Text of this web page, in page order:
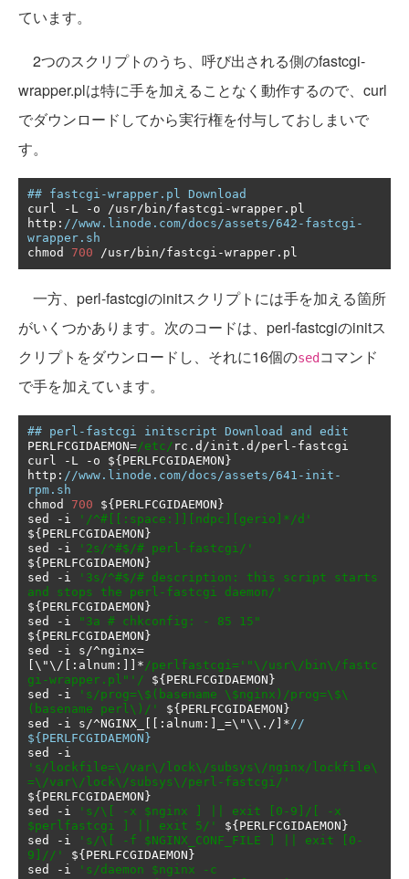
ています。
2つのスクリプトのうち、呼び出される側のfastcgi-
wrapper.plは特に手を加えることなく動作するので、curl
でダウンロードしてから実行権を付与しておしまいで
す。
## fastcgi-wrapper.pl Download
curl
- L - o /usr/ bin/fastcgi -wrapper . pl
http : //www.linode.com/docs/assets/642-fastcgi-
wrapper.sh
chmod 700 /usr/ bin/fastcgi -wrapper . pl
一方、perl-fastcgiのinitスクリプトには手を加える箇所
がいくつかあります。次のコードは、perl-fastcgiのinitス
クリプトをダウンロードし、それに16個のsed コマンド
で手を加えています。
## perl-fastcgi initscript Download and edit
PERLFCGIDAEMON=/etc/ rc . d /init . d /perl - fastcgi
curl
- L - o ${ PERLFCGIDAEMON }
http : //www.linode.com/docs/assets/641-init-
rpm.sh
chmod 700 ${ PERLFCGIDAEMON }
sed
- i
'/^#[[:space:]][ndpc][gerio]*/d'
${ PERLFCGIDAEMON }
sed
- i
'2s/^#$/# perl-fastcgi/'
${ PERLFCGIDAEMON }
sed
- i
'3s/^#$/# description: this script starts
and stops the perl-fastcgi daemon/'
${ PERLFCGIDAEMON }
sed
- i
"3a # chkconfig: - 85 15"
${ PERLFCGIDAEMON }
sed
- i s/^nginx=
\"\/ [: alnum :]]* /perlfastcgi='"\/usr\/bin\/fastc
gi-wrapper.pl"'/ ${ PERLFCGIDAEMON }
sed
- i
's/prog=\$(basename \$nginx)/prog=\$\
(basename perl\)/'
${ PERLFCGIDAEMON }
sed
- i s/^NGINX_ [[: alnum :] =\"\\ ./]*//
${PERLFCGIDAEMON}
sed
-
's/lockfile=\/var\/lock\/subsys\/nginx/lockfile\
=\/var\/lock\/subsys\/perl-fastcgi/'
${ PERLFCGIDAEMON }
sed
- i
's/\[ -x $nginx ] || exit [0-9]/[ -x
$perlfastcgi ] || exit 5/'
${ PERLFCGIDAEMON }
sed
- i
's/\[ -f $NGINX_CONF_FILE ] || exit [0-
9]//'
${ PERLFCGIDAEMON }
sed
- i
's/daemon $nginx -c